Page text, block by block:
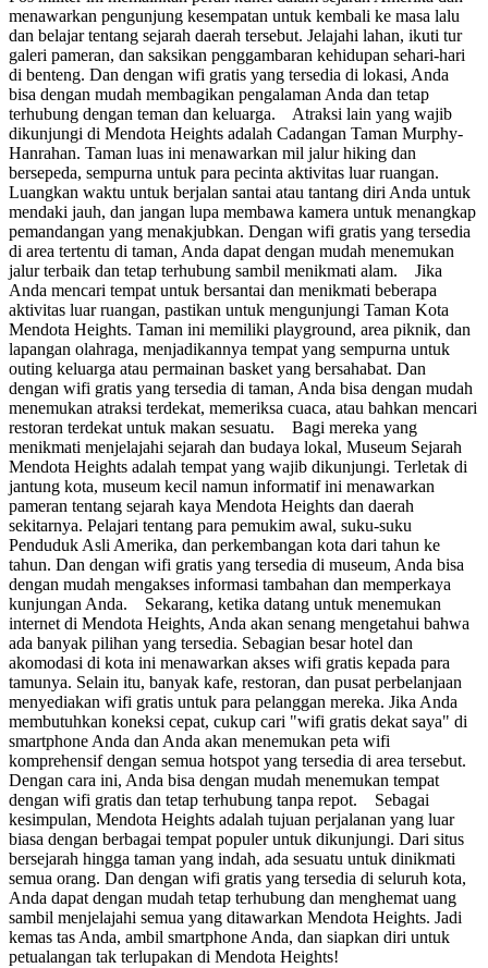
menawarkan pengunjung kesempatan untuk kembali ke masa lalu
dan belajar tentang sejarah daerah tersebut. Jelajahi lahan, ikuti tur
galeri pameran, dan saksikan penggambaran kehidupan sehari-hari
di benteng. Dan dengan wifi gratis yang tersedia di lokasi, Anda
bisa dengan mudah membagikan pengalaman Anda dan tetap
terhubung dengan teman dan keluarga. Atraksi lain yang wajib
dikunjungi di Mendota Heights adalah Cadangan Taman Murphy-
Hanrahan. Taman luas ini menawarkan mil jalur hiking dan
bersepeda, sempurna untuk para pecinta aktivitas luar ruangan.
Luangkan waktu untuk berjalan santai atau tantang diri Anda untuk
mendaki jauh, dan jangan lupa membawa kamera untuk menangkap
pemandangan yang menakjubkan. Dengan wifi gratis yang tersedia
di area tertentu di taman, Anda dapat dengan mudah menemukan
jalur terbaik dan tetap terhubung sambil menikmati alam. Jika
Anda mencari tempat untuk bersantai dan menikmati beberapa
aktivitas luar ruangan, pastikan untuk mengunjungi Taman Kota
Mendota Heights. Taman ini memiliki playground, area piknik, dan
lapangan olahraga, menjadikannya tempat yang sempurna untuk
outing keluarga atau permainan basket yang bersahabat. Dan
dengan wifi gratis yang tersedia di taman, Anda bisa dengan mudah
menemukan atraksi terdekat, memeriksa cuaca, atau bahkan mencari
restoran terdekat untuk makan sesuatu. Bagi mereka yang
menikmati menjelajahi sejarah dan budaya lokal, Museum Sejarah
Mendota Heights adalah tempat yang wajib dikunjungi. Terletak di
jantung kota, museum kecil namun informatif ini menawarkan
pameran tentang sejarah kaya Mendota Heights dan daerah
sekitarnya. Pelajari tentang para pemukim awal, suku-suku
Penduduk Asli Amerika, dan perkembangan kota dari tahun ke
tahun. Dan dengan wifi gratis yang tersedia di museum, Anda bisa
dengan mudah mengakses informasi tambahan dan memperkaya
kunjungan Anda. Sekarang, ketika datang untuk menemukan
internet di Mendota Heights, Anda akan senang mengetahui bahwa
ada banyak pilihan yang tersedia. Sebagian besar hotel dan
akomodasi di kota ini menawarkan akses wifi gratis kepada para
tamunya. Selain itu, banyak kafe, restoran, dan pusat perbelanjaan
menyediakan wifi gratis untuk para pelanggan mereka. Jika Anda
membutuhkan koneksi cepat, cukup cari "wifi gratis dekat saya" di
smartphone Anda dan Anda akan menemukan peta wifi
komprehensif dengan semua hotspot yang tersedia di area tersebut.
Dengan cara ini, Anda bisa dengan mudah menemukan tempat
dengan wifi gratis dan tetap terhubung tanpa repot. Sebagai
kesimpulan, Mendota Heights adalah tujuan perjalanan yang luar
biasa dengan berbagai tempat populer untuk dikunjungi. Dari situs
bersejarah hingga taman yang indah, ada sesuatu untuk dinikmati
semua orang. Dan dengan wifi gratis yang tersedia di seluruh kota,
Anda dapat dengan mudah tetap terhubung dan menghemat uang
sambil menjelajahi semua yang ditawarkan Mendota Heights. Jadi
kemas tas Anda, ambil smartphone Anda, dan siapkan diri untuk
petualangan tak terlupakan di Mendota Heights!